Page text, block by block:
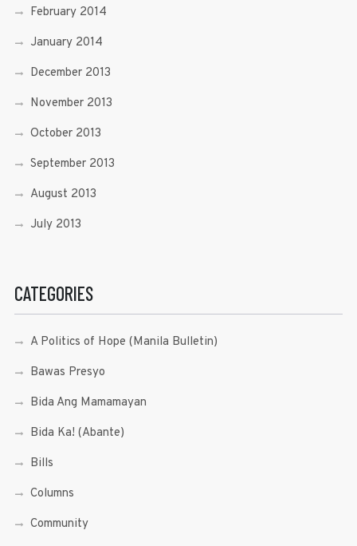
February 2014
January 2014
December 2013
November 2013
October 2013
September 2013
August 2013
July 2013
CATEGORIES
A Politics of Hope (Manila Bulletin)
Bawas Presyo
Bida Ang Mamamayan
Bida Ka! (Abante)
Bills
Columns
Community